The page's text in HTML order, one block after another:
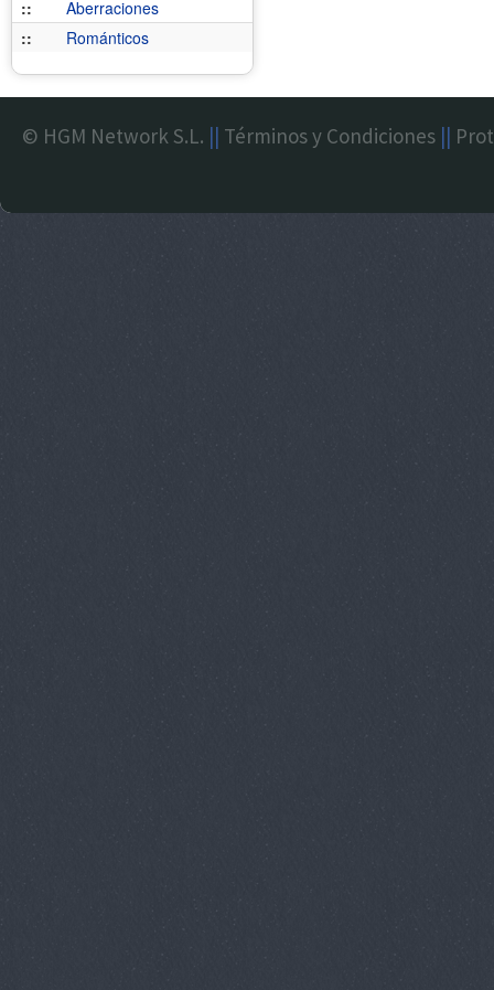
::
Aberraciones
::
Románticos
© HGM Network S.L. || Términos y Condiciones ||